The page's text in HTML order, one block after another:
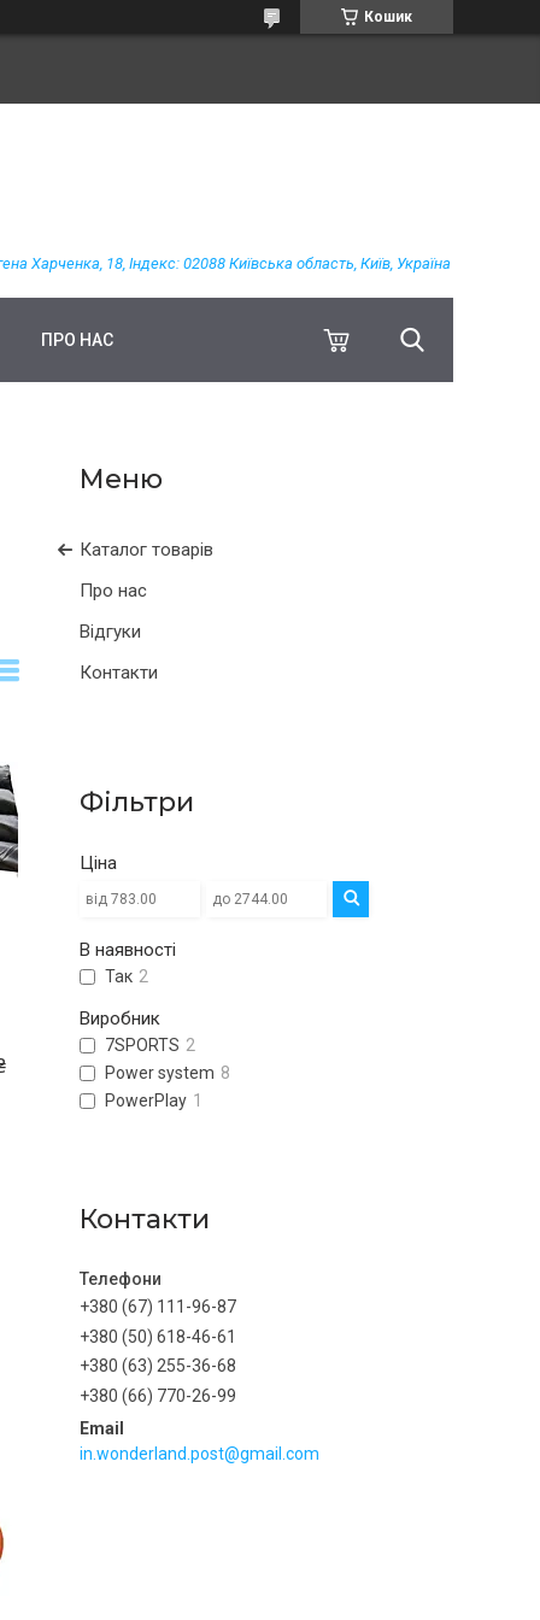
Кошик
Харченка, 18, Індекс: 02088 Київська область, Київ, Україна
ПРО НАС
Каталог товарів
Про нас
Відгуки
Контакти
Фільтри
Ціна
В наявності
Так 2
Виробник
7SPORTS 2
Power system 8
PowerPlay 1
Контакти
+380 (67) 111-96-87
+380 (50) 618-46-61
+380 (63) 255-36-68
+380 (66) 770-26-99
in.wonderland.post@gmail.com